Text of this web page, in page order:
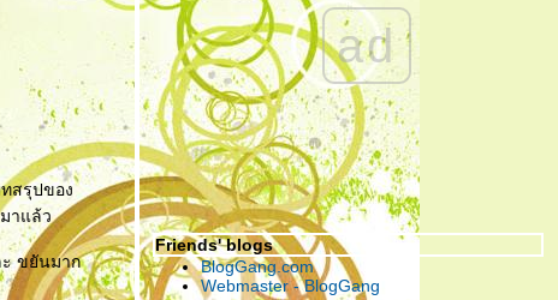
สรุปของ
าแล้ว
ะ ขยันมาก
"กวน มึน โฮ"... ความรัก อาจแพ้
บ้างอะไรบ้าง แต่ ความ ‘เห็นแก่
ตัว’ เอาชนะได้ทุกสิ่ง!
2010 กับ “5 หนังไม่สนุก ให้อยากลืม เป็นที่สุด”
"The Social Network" ... วันนี้ คุณรู้จัก
Facebook ดีพอแล้วหรือยัง?
"Harry Potter and the Deathly Hallows : Part
I" ... ฉันต้องเปิด เพื่อจะปิด!
"Due Date" ... รวมกันเราต้องอยู่ (กรุณา)อย่าทิ้ง
ตูเป็นอันขาด!!?
"RED" ... โตอย่างสมวัย แก่อย่างมีคุณภาพ และ
จงระห่ำอย่างไม่เหลืออะไรจะเสีย!
"อินทรีแดง" ... สมศักดิ์ศรีที่ได้กลับมา ..วีรบุรุษที่
หนังไทยต้องการ!
ad
Friends' blogs
BlogGang.com
Webmaster - BlogGang